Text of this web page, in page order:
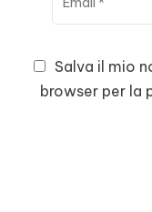
Salva il mio
browser per la